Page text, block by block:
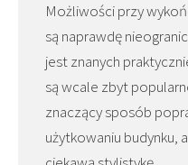
Możliwości przy
są naprawdę
jest znanych
są wcale zbyt
znaczący sposób
użytkowaniu budynku,